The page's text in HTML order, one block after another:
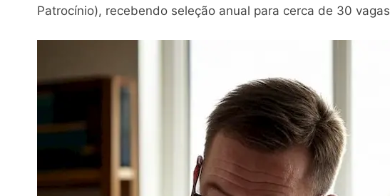
Patrocínio), recebendo seleção anual para cerca de 30 vagas